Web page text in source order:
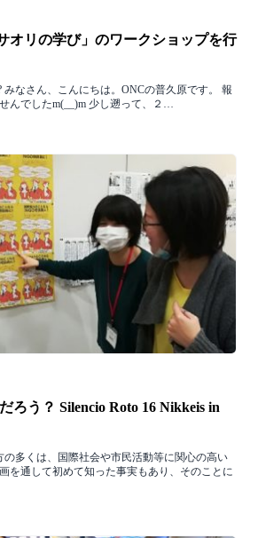
オリの学び」のワークショップを行
みなさん、こんにちは。ONCの普久原です。 報
んでしたm(__)m 少し遡って、２…
ろう？ Silencio Roto 16 Nikkeis in
の多くは、国際社会や市民活動等に関心の高い
を通して初めて知った事実もあり、そのことに